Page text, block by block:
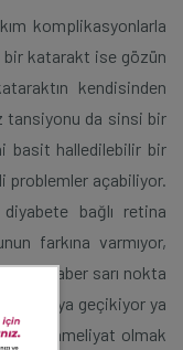
komplikasyonlarla
bir katarakt ise gözün
ken­disinden
tansiyonu da sinsi bir
basit halledilebilir bir
prob­lemler açabiliyor.
bağlı retina
farkına varmıyor,
beraber sarı nokta
ya geçikiyor ya
hasta ameliyat olmak